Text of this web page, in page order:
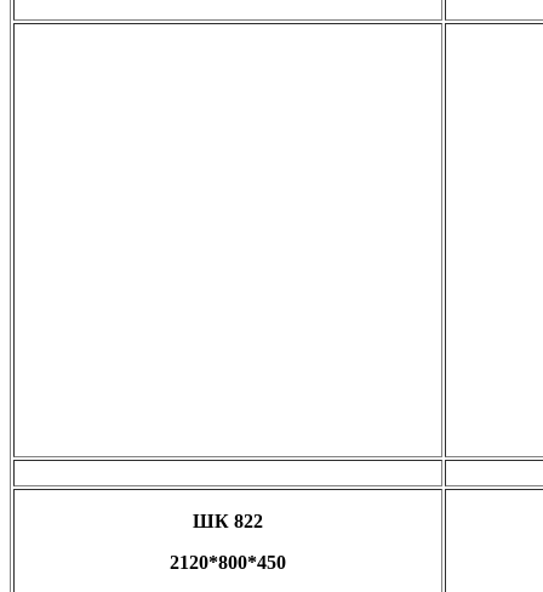
ШК 822
2120*800*450